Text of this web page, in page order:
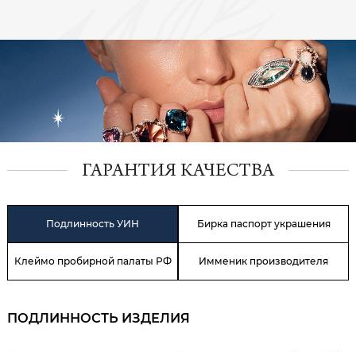
ГАРАНТИЯ КАЧЕСТВА
Подлинность УИН Бирка паспорт украшения
Клеймо пробирной палаты РФ Имменик производителя
ПОДЛИННОСТЬ ИЗДЕЛИЯ